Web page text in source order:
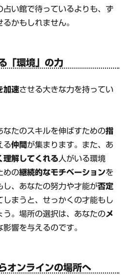
占い館で待っているよりも、ず
かもしれません。
「環境」の力
加速させる大きな力を持ってい
なたのスキルを伸ばすための指
る仲間 が集まります。また、あ
理解してくれる 人がいる環境
めの継続的なモチベーションを
し、あなたの努力や才能が否定
しまうと、せっかくの才能もし
う。場所の選択は、あなたの メ
影響を与えるのです。
オンラインの場所へ